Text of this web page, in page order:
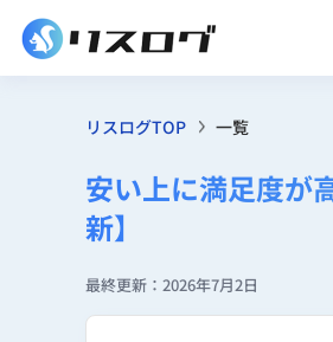
リスログTOP 一覧
安い上に満足度が
新】
最終更新：2026年7月2日